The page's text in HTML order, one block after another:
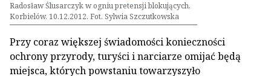
Radosław Ślusarczyk w ogniu pretensji blokujących,
Korbielów, 10.12.2012. Fot. Sylwia Szczutkowska
Przy coraz większej świadomości konieczności
ochrony przyrody, turyści i narciarze omijać będą
miejsca, których powstaniu towarzyszyło